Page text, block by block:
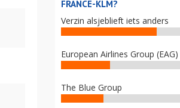
FRANCE-KLM?
Verzin alsjeblieft iets anders
European Airlines Group (EAG)
The Blue Group